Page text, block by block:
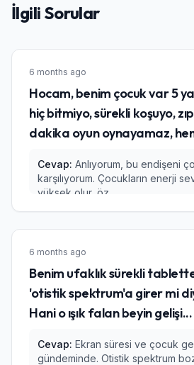
İlgili Sorular
6 months ago
Hocam, benim çocuk var 5
hiç bitmiyo, sürekli koşuyo,
dakika oyun oynayamaz,
Cevap: Anlıyorum, bu endişeni
karşılıyorum. Çocukların enerji
yüksek olur, öz...
6 months ago
Benim ufaklık sürekli
'otistik spektrum'a girer mi
Hani o ışık falan beyin gelişi...
Cevap: Ekran süresi ve çocuk
gündeminde. Otistik spektrum